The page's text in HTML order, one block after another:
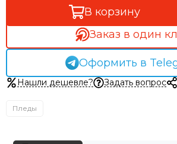
В корзину
Заказ в один
Оформить в
Нашли дешевле? Задать вопрос
Пледы